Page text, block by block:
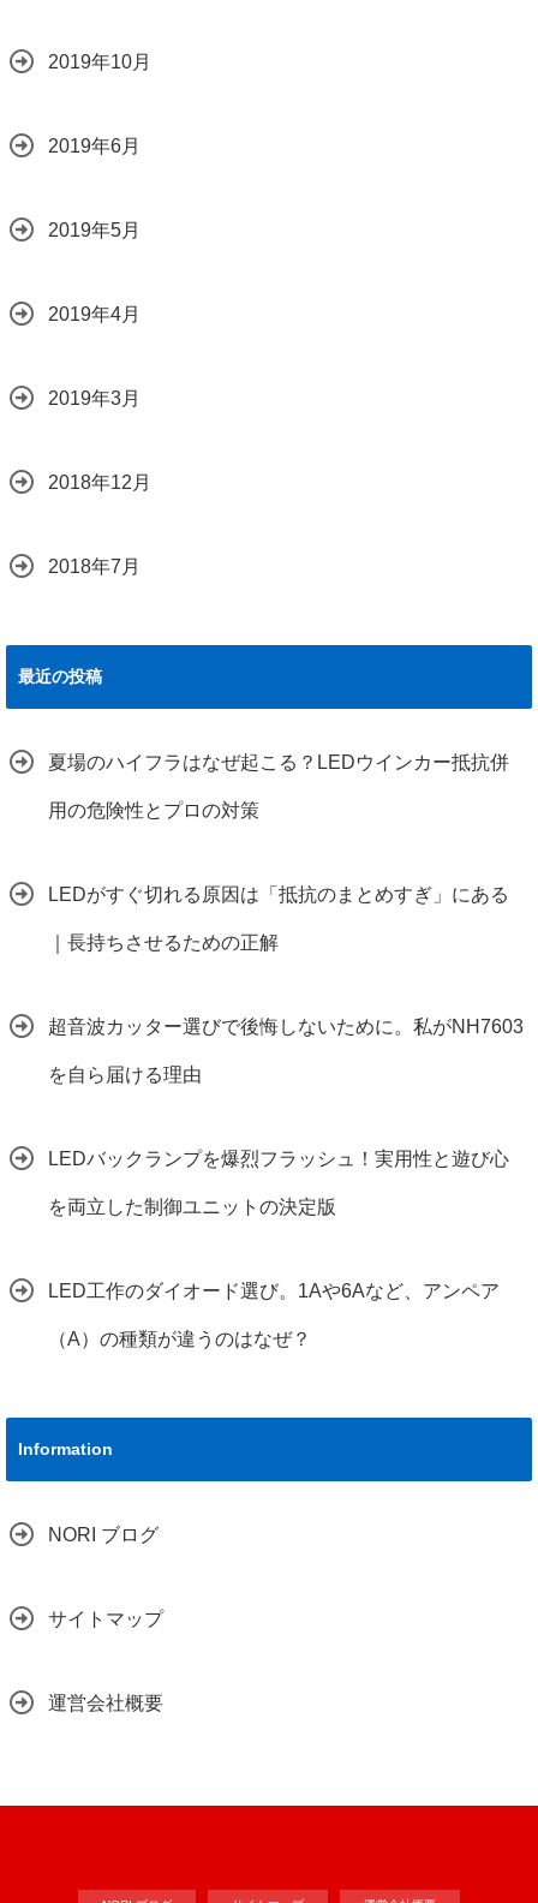
2019年10月
2019年6月
2019年5月
2019年4月
2019年3月
2018年12月
2018年7月
最近の投稿
夏場のハイフラはなぜ起こる？LEDウインカー抵抗併
用の危険性とプロの対策
LEDがすぐ切れる原因は「抵抗のまとめすぎ」にある
｜長持ちさせるための正解
超音波カッター選びで後悔しないために。私がNH7603
を自ら届ける理由
LEDバックランプを爆烈フラッシュ！実用性と遊び心
を両立した制御ユニットの決定版
LED工作のダイオード選び。1Aや6Aなど、アンペア
（A）の種類が違うのはなぜ？
Information
NORI ブログ
サイトマップ
運営会社概要